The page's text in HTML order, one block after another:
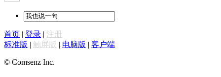
首页 | 登录 | 注册
标准版 | 触屏版 | 电脑版 | 客户端
© Comsenz Inc.